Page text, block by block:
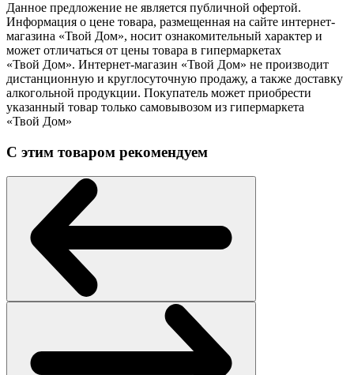
Данное предложение не является публичной офертой.
Информация о цене товара, размещенная на сайте интернет-
магазина «Твой Дом», носит ознакомительный характер и
может отличаться от цены товара в гипермаркетах
«Твой Дом». Интернет-магазин «Твой Дом» не производит
дистанционную и круглосуточную продажу, а также доставку
алкогольной продукции. Покупатель может приобрести
указанный товар только самовывозом из гипермаркета
«Твой Дом»
С этим товаром рекомендуем